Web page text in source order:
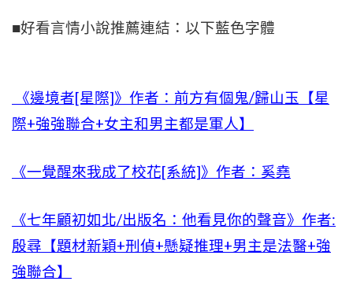
■好看言情小說推薦連結：以下藍色字體
《邊境者[星際]》作者：前方有個鬼/歸山玉【星
際+強強聯合+女主和男主都是軍人】
《一覺醒來我成了校花[系統]》作者：奚堯
《七年顧初如北/出版名：他看見你的聲音》作者:
殷尋【題材新穎+刑偵+懸疑推理+男主是法醫+強
強聯合】